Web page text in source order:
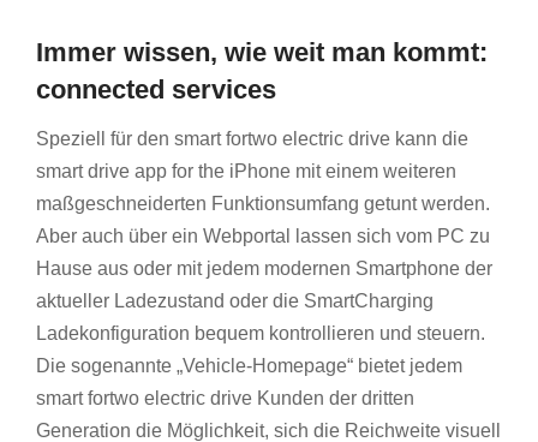
Immer wissen, wie weit man kommt:
connected services
Speziell für den smart fortwo electric drive kann die
smart drive app for the iPhone mit einem weiteren
maßgeschneiderten Funktionsumfang getunt werden.
Aber auch über ein Webportal lassen sich vom PC zu
Hause aus oder mit jedem modernen Smartphone der
aktueller Ladezustand oder die SmartCharging
Ladekonfiguration bequem kontrollieren und steuern.
Die sogenannte „Vehicle-Homepage“ bietet jedem
smart fortwo electric drive Kunden der dritten
Generation die Möglichkeit, sich die Reichweite visuell